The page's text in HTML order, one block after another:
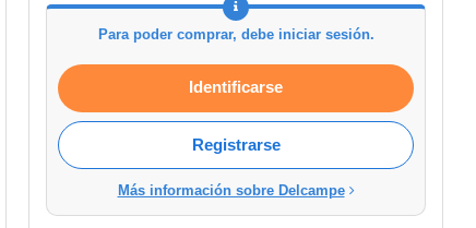
Para poder comprar, debe iniciar sesión.
Identificarse
Registrarse
Más información sobre Delcampe